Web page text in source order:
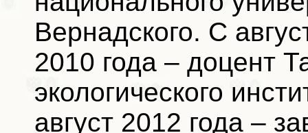
Вернадского. С
2010 года – доцент
экологического
август 2012 года –